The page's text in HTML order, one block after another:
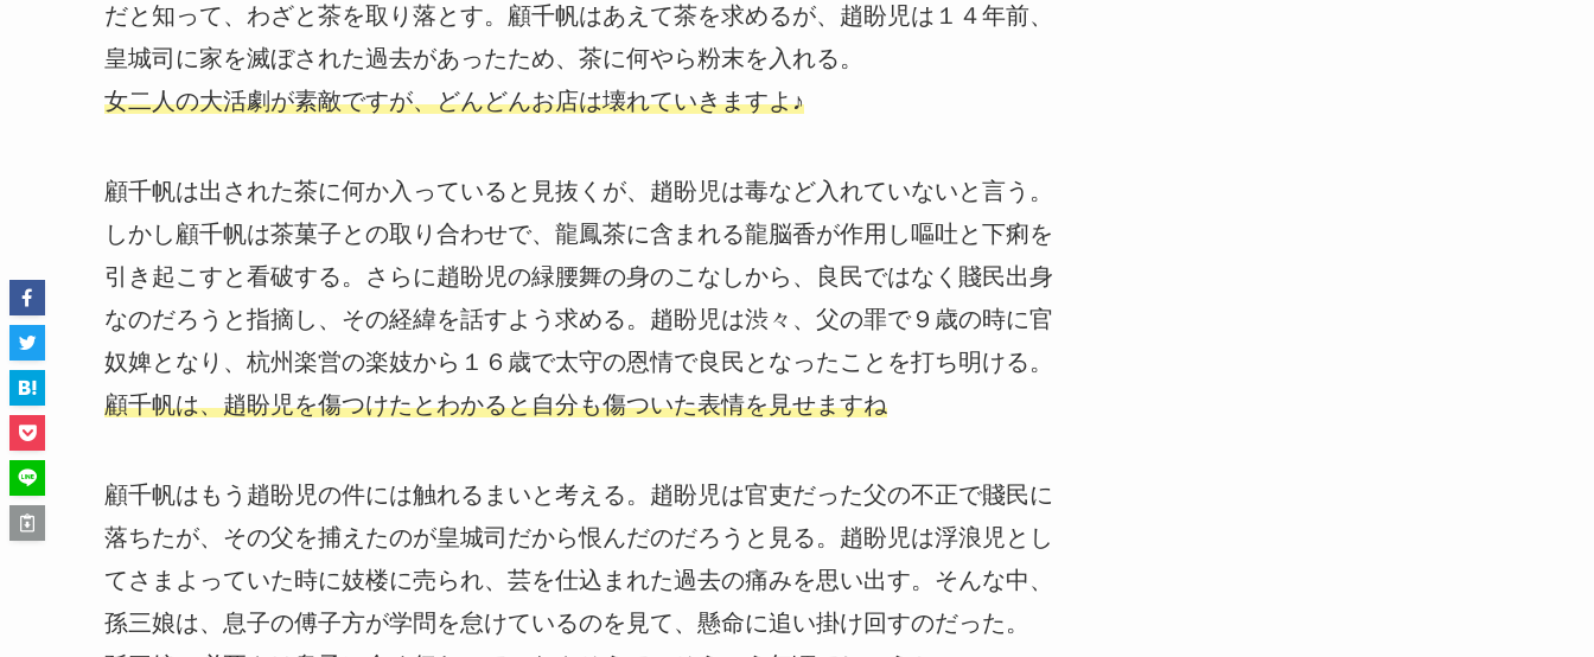
だと知って、わざと茶を取り落とす。顧千帆はあえて茶を求めるが、趙盼児は１４年前、
皇城司に家を滅ぼされた過去があったため、茶に何やら粉末を入れる。
女二人の大活劇が素敵ですが、どんどんお店は壊れていきますよ♪
顧千帆は出された茶に何か入っていると見抜くが、趙盼児は毒など入れていないと言う。
しかし顧千帆は茶菓子との取り合わせで、龍鳳茶に含まれる龍脳香が作用し嘔吐と下痢を
引き起こすと看破する。さらに趙盼児の緑腰舞の身のこなしから、良民ではなく賤民出身
なのだろうと指摘し、その経緯を話すよう求める。趙盼児は渋々、父の罪で９歳の時に官
奴婢となり、杭州楽営の楽妓から１６歳で太守の恩情で良民となったことを打ち明ける。
顧千帆は、趙盼児を傷つけたとわかると自分も傷ついた表情を見せますね
顧千帆はもう趙盼児の件には触れるまいと考える。趙盼児は官吏だった父の不正で賤民に
落ちたが、その父を捕えたのが皇城司だから恨んだのだろうと見る。趙盼児は浮浪児とし
てさまよっていた時に妓楼に売られ、芸を仕込まれた過去の痛みを思い出す。そんな中、
孫三娘は、息子の傅子方が学問を怠けているのを見て、懸命に追い掛け回すのだった。